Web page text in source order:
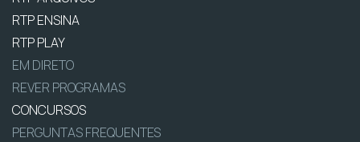
RTP ENSINA
RTP PLAY
EM DIRETO
REVER PROGRAMAS
CONCURSOS
PERGUNTAS FREQUENTES